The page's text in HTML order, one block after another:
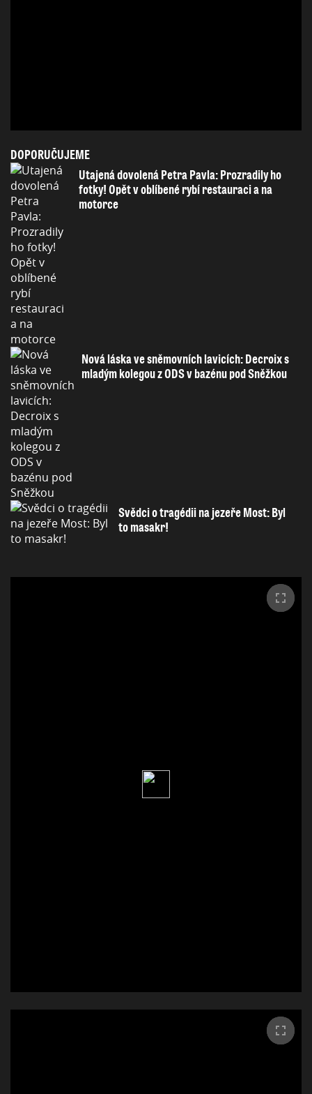
DOPORUČUJEME
Utajená dovolená Petra Pavla: Prozradily ho
fotky! Opět v oblíbené rybí restauraci a na
motorce
Nová láska ve sněmovních lavicích: Decroix s
mladým kolegou z ODS v bazénu pod Sněžkou
Svědci o tragédii na jezeře Most: Byl
to masakr!